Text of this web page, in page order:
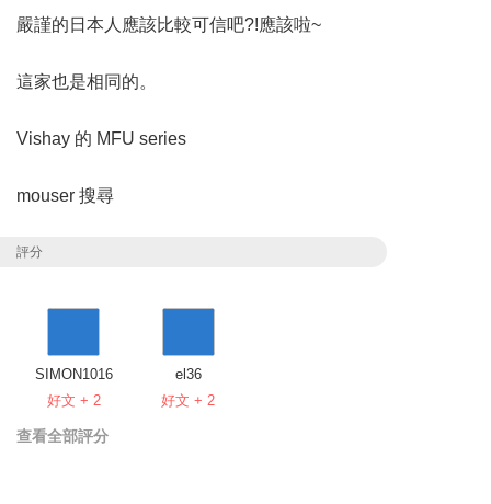
嚴謹的日本人應該比較可信吧?!應該啦~
這家也是相同的。
Vishay 的 MFU series
mouser 搜尋
評分
SIMON1016
好文 + 2
el36
好文 + 2
查看全部評分